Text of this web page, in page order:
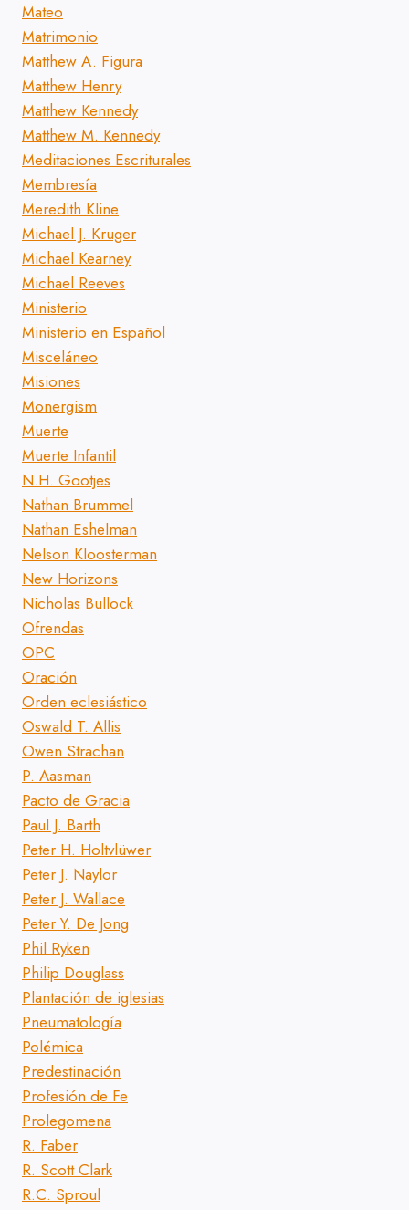
Mateo
Matrimonio
Matthew A. Figura
Matthew Henry
Matthew Kennedy
Matthew M. Kennedy
Meditaciones Escriturales
Membresía
Meredith Kline
Michael J. Kruger
Michael Kearney
Michael Reeves
Ministerio
Ministerio en Español
Misceláneo
Misiones
Monergism
Muerte
Muerte Infantil
N.H. Gootjes
Nathan Brummel
Nathan Eshelman
Nelson Kloosterman
New Horizons
Nicholas Bullock
Ofrendas
OPC
Oración
Orden eclesiástico
Oswald T. Allis
Owen Strachan
P. Aasman
Pacto de Gracia
Paul J. Barth
Peter H. Holtvlüwer
Peter J. Naylor
Peter J. Wallace
Peter Y. De Jong
Phil Ryken
Philip Douglass
Plantación de iglesias
Pneumatología
Polémica
Predestinación
Profesión de Fe
Prolegomena
R. Faber
R. Scott Clark
R.C. Sproul